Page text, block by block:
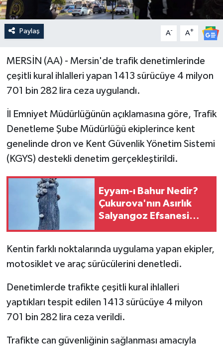
Paylaş A- A+
MERSİN (AA) - Mersin'de trafik denetimlerinde
çeşitli kural ihlalleri yapan 1413 sürücüye 4 milyon
701 bin 282 lira ceza uygulandı.
İl Emniyet Müdürlüğünün açıklamasına göre, Trafik
Denetleme Şube Müdürlüğü ekiplerince kent
genelinde dron ve Kent Güvenlik Yönetim Sistemi
(KGYS) destekli denetim gerçekleştirildi.
Eyyam-ı Bahur Nedir?
Çukurova'nın Asırlık
Salyangoz Efsanesi
Kentin farklı noktalarında uygulama yapan ekipler,
motosiklet ve araç sürücülerini denetledi.
Denetimlerde trafikte çeşitli kural ihlalleri
yaptıkları tespit edilen 1413 sürücüye 4 milyon
701 bin 282 lira ceza verildi.
Trafikte can güvenliğinin sağlanması amacıyla